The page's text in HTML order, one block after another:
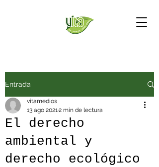
Entrada
El derecho
ambiental y
derecho ecológico
vitamedios
13 ago 20212 min de lectura